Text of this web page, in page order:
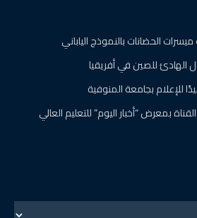
الحضانات بالنموذج الياباني
الهادئ للصين في أفريقيا
للإعلام بجامعة المنوفية
بمعرض “أخبار اليوم” للتعليم العالي